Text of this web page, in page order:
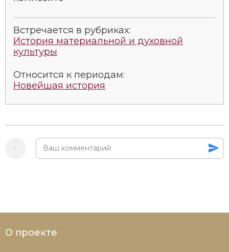
Встречается в рубриках:
История материальной и духовной
культуры
Относится к периодам:
Новейшая история
О проекте